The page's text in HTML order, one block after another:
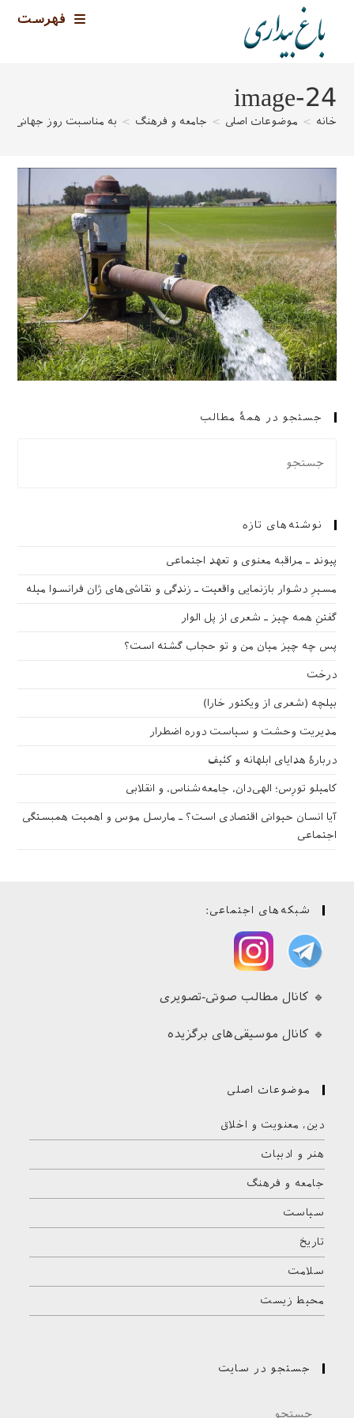
فهرست
image-24
خانه > موضوعات اصلی > جامعه و فرهنگ > به مناسبت روز جهانی
جستجو در همهٔ مطالب
نوشته‌های تازه
پیوند ـ مراقبه‌ معنوی و تعهد اجتماعی
مسیرِ دشوار بازنمایی واقعیت ـ زندگی و نقاشی‌های ژان فرانسوا میله
گفتنِ همه چیز ـ شعری از پل الوار
پس چه چیز میان من و تو حجاب گشته است؟
درخت
بیلچه (شعری از ویکتور خارا)
مدیریت وحشت و سیاست دوره اضطرار
دربارهٔ هدایای ابلهانه و کثیف
کامیلو تورِس؛ الهی‌دان، جامعه‌شناس، و انقلابی
آیا انسان حیوانی اقتصادی است؟ ـ مارسل موس و اهمیت همبستگی
اجتماعی
شبکه‌های اجتماعی:
🔹 کانال مطالب صوتی-تصویری
🔹 کانال موسیقی‌های برگزیده
موضوعات اصلی
دین، معنویت و اخلاق
هنر و ادبیات
جامعه و فرهنگ
سیاست
تاریخ
سلامت
محیط زیست
جستجو در سایت